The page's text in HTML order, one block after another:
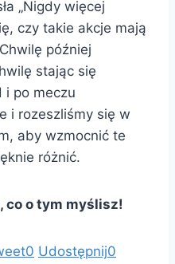
„Nigdy więcej
czy takie akcje mają
później
stając się
i po meczu
i rozeszliśmy się w
aby wzmocnić te
różnić.
co o tym myślisz!
0 Udostępnij0